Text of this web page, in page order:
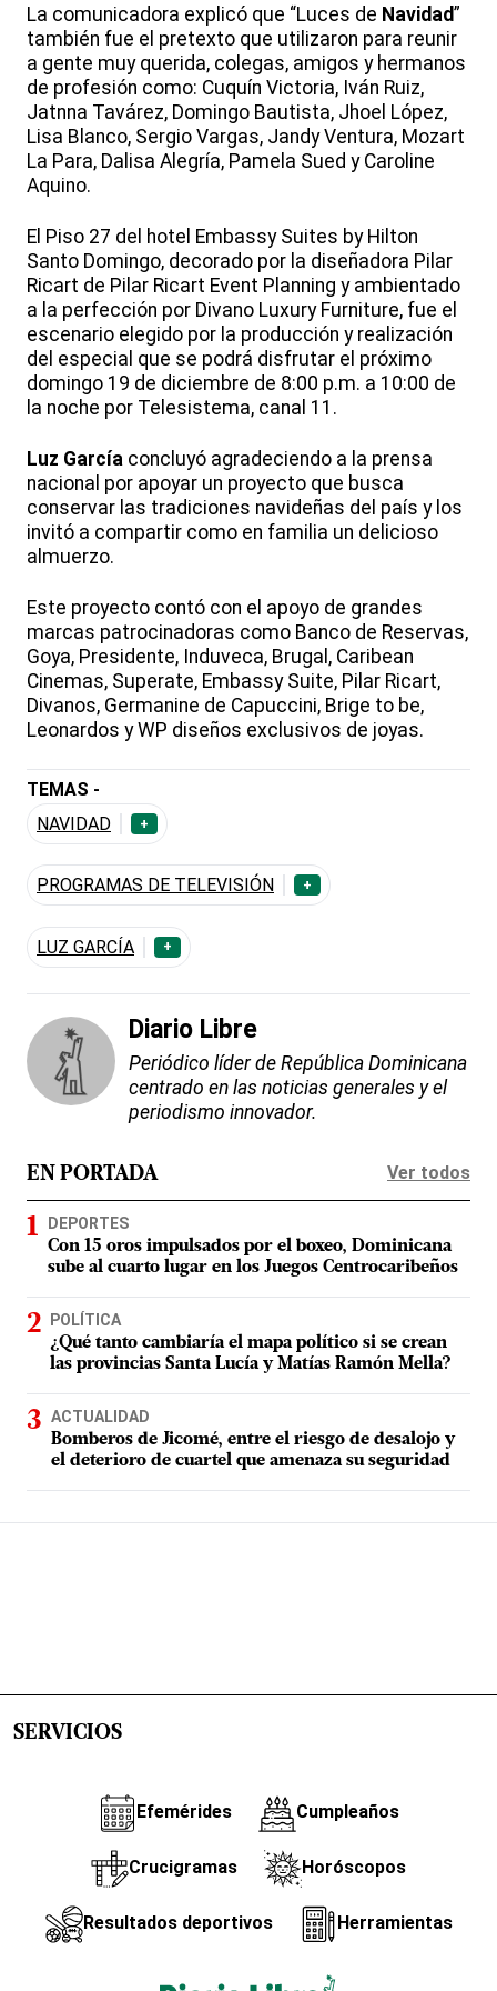
La comunicadora explicó que “Luces de Navidad”
también fue el pretexto que utilizaron para reunir
a gente muy querida, colegas, amigos y hermanos
de profesión como: Cuquín Victoria, Iván Ruiz,
Jatnna Tavárez, Domingo Bautista, Jhoel López,
Lisa Blanco, Sergio Vargas, Jandy Ventura, Mozart
La Para, Dalisa Alegría, Pamela Sued y Caroline
Aquino.
El Piso 27 del hotel Embassy Suites by Hilton
Santo Domingo, decorado por la diseñadora Pilar
Ricart de Pilar Ricart Event Planning y ambientado
a la perfección por Divano Luxury Furniture, fue el
escenario elegido por la producción y realización
del especial que se podrá disfrutar el próximo
domingo 19 de diciembre de 8:00 p.m. a 10:00 de
la noche por Telesistema, canal 11.
Luz García concluyó agradeciendo a la prensa
nacional por apoyar un proyecto que busca
conservar las tradiciones navideñas del país y los
invitó a compartir como en familia un delicioso
almuerzo.
Este proyecto contó con el apoyo de grandes
marcas patrocinadoras como Banco de Reservas,
Goya, Presidente, Induveca, Brugal, Caribean
Cinemas, Superate, Embassy Suite, Pilar Ricart,
Divanos, Germanine de Capuccini, Brige to be,
Leonardos y WP diseños exclusivos de joyas.
TEMAS -
NAVIDAD
+
PROGRAMAS DE TELEVISIÓN +
LUZ GARCÍA +
Diario Libre
Periódico líder de República Dominicana
centrado en las noticias generales y el
periodismo innovador.
EN PORTADA Ver todos
DEPORTES
Con 15 oros impulsados por el boxeo, Dominicana
sube al cuarto lugar en los Juegos Centrocaribeños
POLÍTICA
¿Qué tanto cambiaría el mapa político si se crean
las provincias Santa Lucía y Matías Ramón Mella?
ACTUALIDAD
Bomberos de Jicomé, entre el riesgo de desalojo y
el deterioro de cuartel que amenaza su seguridad
SERVICIOS
Efemérides Cumpleaños
Crucigramas Horóscopos
Resultados deportivos Herramientas